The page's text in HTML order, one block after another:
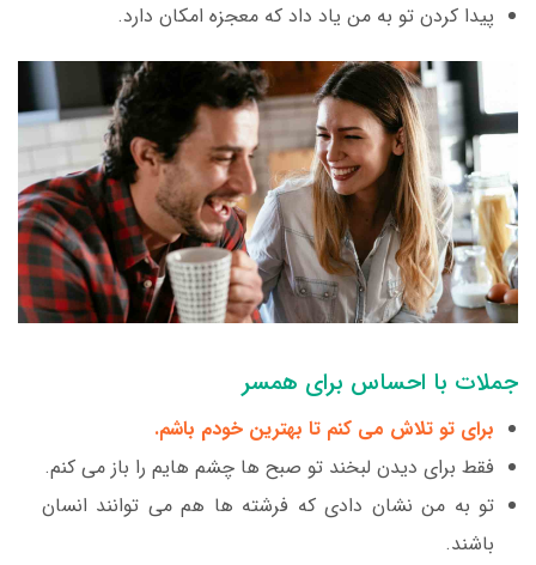
پیدا کردن تو به من یاد داد که معجزه امکان دارد.
جملات با احساس برای همسر
برای تو تلاش می کنم تا بهترین خودم باشم.
فقط برای دیدن لبخند تو صبح ها چشم هایم را باز می کنم.
تو به من نشان دادی که فرشته ها هم می توانند انسان
باشند.